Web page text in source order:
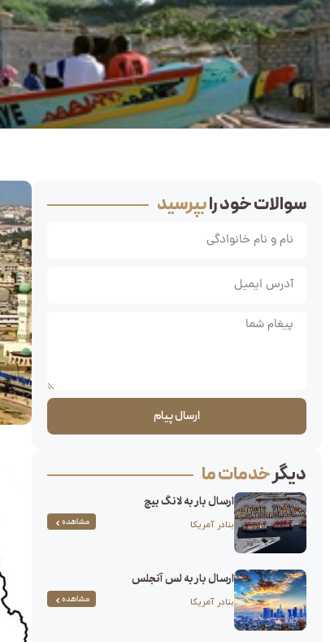
سوالات خود رابپرسید
ارسال پیام
دیگرخدمات ما
ارسال بار به لانگ بیچ
بنادر آمریکا مشاهده
ارسال بار به لس آنجلس
بنادر آمریکا مشاهده